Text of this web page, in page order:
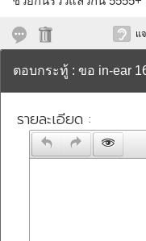
แ
ตอบกระทู้ : ขอ in-ear
รายละเอียด :